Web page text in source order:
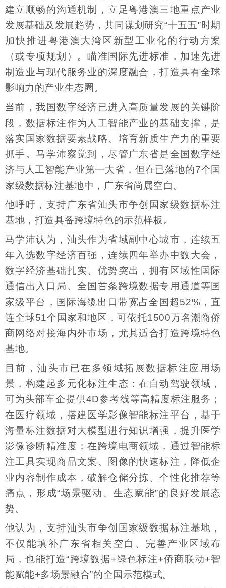
建立顺畅的沟通机制，立足粤港澳三地重点产业
发展基础及发展趋势，共同谋划研究“十五五”时期
加快推进粤港澳大湾区新型工业化的行动方案
（或专项规划）。瞄准国际先进标准，加速先进
制造业与现代服务业的深度融合，打造具有全球
影响力的产业生态圈。
当前，我国数字经济已进入高质量发展的关键阶
段，数据标注作为人工智能产业的基础支撑，是
落实国家数据要素战略、培育新质生产力的重要
抓手。马学沛察觉到，尽管广东省是全国数字经
济与人工智能产业第一大省，但在已落地的7个国
家级数据标注基地中，广东省尚属空白。
他呼吁，支持广东省汕头市争创国家级数据标注
基地，打造具备跨境特色的示范样板。
马学沛认为，汕头作为省域副中心城市，连续五
年入选数字经济百强，连续四年举办中数大会，
数字经济基础扎实、优势突出，拥有区域性国际
通信出入口局、全国首条跨境数据专用通道等国
家级平台，国际海缆出口带宽占全国超52%，直
连全球51个国家和地区，可依托1500万名潮商侨
商网络对接海内外市场，尤其适合打造跨境特色
基地。
目前，汕头市已在多领域拓展数据标注应用场
景，构建起多元化标注生态：在自动驾驶领域，
可为头部车企提供4D参考线等高精度标注服务；
在医疗领域，搭建医学影像智能标注平台，基于
海量标注数据对大模型进行知识增强，提升医学
影像诊断精准度；在跨境电商领域，通过智能标
注工具实现商品文案、图像的快速标注，降低企
业内容制作成本，破解仓储分拣、个性化推荐等
痛点，形成“场景驱动、生态赋能”的良好发展态
势。
他认为，支持汕头市争创国家级数据标注基地，
不仅能填补广东省相关空白、完善产业区域布
局，也能打造“跨境数据+绿色标注+侨商联动+智
能赋能+多场景融合”的全国示范模式。